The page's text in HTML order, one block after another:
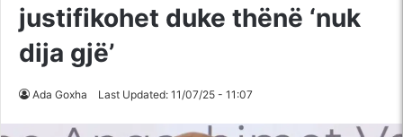
justifikohet duke thënë ‘nuk
dija gjë’
Ada Goxha Last Updated: 11/07/25 - 11:07